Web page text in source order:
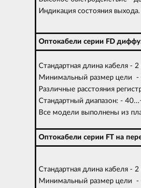
Индикация состояния
Оптокабели серии FD
Стандартная длина кабеля -
Минимальный размер цели -
Различные расстояния
Стандартный диапазон: -
Все модели выполнены из
Оптокабели серии FT на
Стандартная длина кабеля -
Минимальный размер цели -